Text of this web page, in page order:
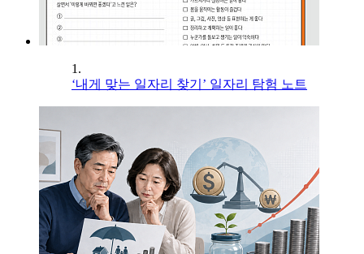
1.
‘내게 맞는 일자리 찾기’ 일자리 탐험 노트